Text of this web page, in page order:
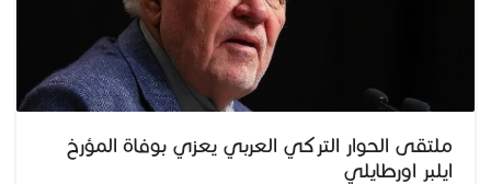
ملتقى الحوار التركي العربي يعزي بوفاة المؤرخ
ايلبر اورطايلي